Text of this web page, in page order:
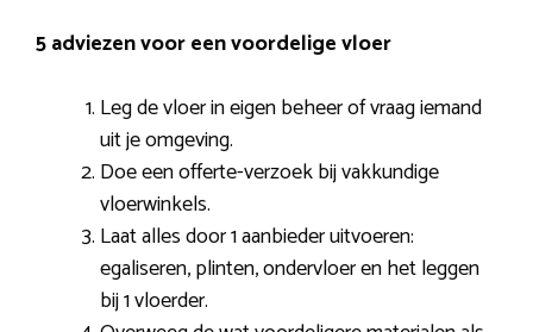
5 adviezen voor een voordelige vloer
Leg de vloer in eigen beheer of vraag iemand
uit je omgeving.
Doe een offerte-verzoek bij vakkundige
vloerwinkels.
Laat alles door 1 aanbieder uitvoeren:
egaliseren, plinten, ondervloer en het leggen
bij 1 vloerder.